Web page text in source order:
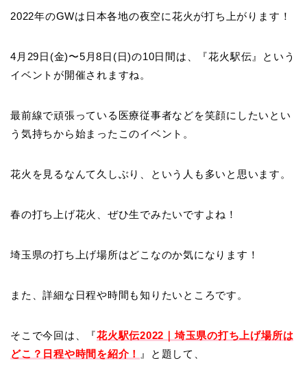
2022年のGWは日本各地の夜空に花火が打ち上がります！
4月29日(金)〜5月8日(日)の10日間は、『花火駅伝』という
イベントが開催されますね。
最前線で頑張っている医療従事者などを笑顔にしたいとい
う気持ちから始まったこのイベント。
花火を見るなんて久しぶり、という人も多いと思います。
春の打ち上げ花火、ぜひ生でみたいですよね！
埼玉県の打ち上げ場所はどこなのか気になります！
また、詳細な日程や時間も知りたいところです。
そこで今回は、『花火駅伝2022｜埼玉県の打ち上げ場所は
どこ？日程や時間を紹介！
』と題して、